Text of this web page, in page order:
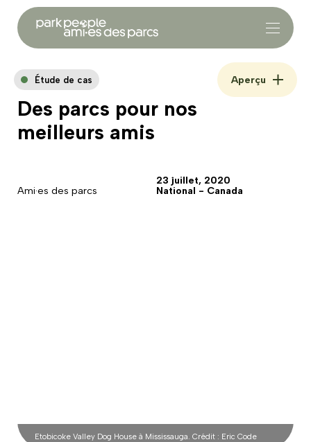
Aperçu
Étude de cas
Des parcs pour nos
meilleurs amis
Ami·es des parcs
23 juillet, 2020
National - Canada
Etobicoke Valley Dog House à Mississauga. Crédit : Eric Code